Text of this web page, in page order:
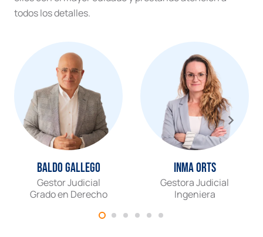
todos los detalles.
Baldo Gallego
Gestor Judicial
Grado en Derecho
Inma Orts
Gestora Judicial
Ingeniera